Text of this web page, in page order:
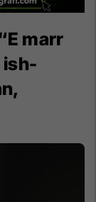
marr
ish-